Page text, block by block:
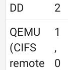
DD
2
QEMU
(CIFS
remote
1
,
0